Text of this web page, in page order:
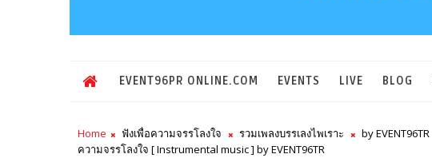
EVENT96PR ONLINE.COM EVENTS LIVE BLOG
Home ฟังเพื่อความจรรโลงใจ รวมเพลงบรรเลงไพเราะ by EVENT96TR
ความจรรโลงใจ [ Instrumental music ] by EVENT96TR